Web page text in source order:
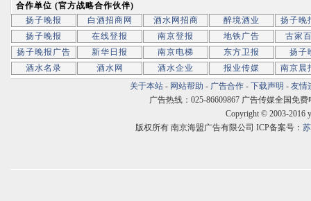
合作单位 (官方战略合作伙伴)
扬子晚报
白酒招商网 酒水网招商 醉境酒业
扬子晚
扬子晚报
在线登报 南京登报 地铁广告
古家
扬子晚报广告
新华日报 南京电梯 东方卫报
扬子
酒水名录
酒水网 酒水企业 报业传媒
南京晨
关于本站 - 网站帮助 - 广告合作 - 下载声明 - 友情
广告热线：025-86609867 广告传媒全国免费
Copyright © 2003-2016
版权所有 南京海盟广告有限公司 ICP备案号：